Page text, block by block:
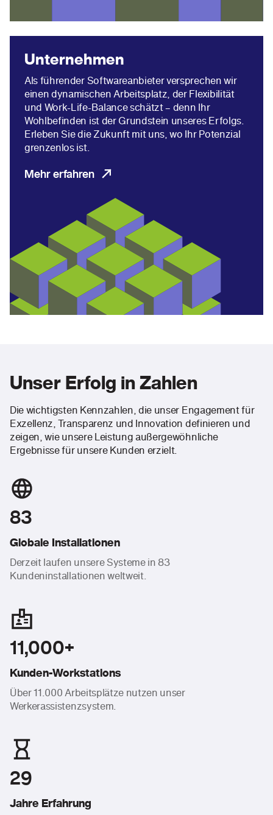
Unternehmen
Als führender Softwareanbieter versprechen wir
einen dynamischen Arbeitsplatz, der Flexibilität
und Work-Life-Balance schätzt – denn Ihr
Wohlbefinden ist der Grundstein unseres Erfolgs.
Erleben Sie die Zukunft mit uns, wo Ihr Potenzial
grenzenlos ist.
Mehr erfahren
Unser Erfolg in Zahlen
Die wichtigsten Kennzahlen, die unser Engagement für
Exzellenz, Transparenz und Innovation definieren und
zeigen, wie unsere Leistung außergewöhnliche
Ergebnisse für unsere Kunden erzielt.
83
Globale Installationen
Derzeit laufen unsere Systeme in 83
Kundeninstallationen weltweit.
11,000+
Kunden-Workstations
Über 11.000 Arbeitsplätze nutzen unser
Werkerassistenzsystem.
29
Jahre Erfahrung